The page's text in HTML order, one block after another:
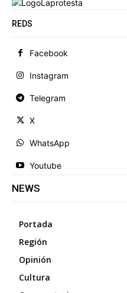
REDS
Facebook
Instagram
Telegram
X
WhatsApp
Youtube
NEWS
Portada
Región
Opinión
Cultura